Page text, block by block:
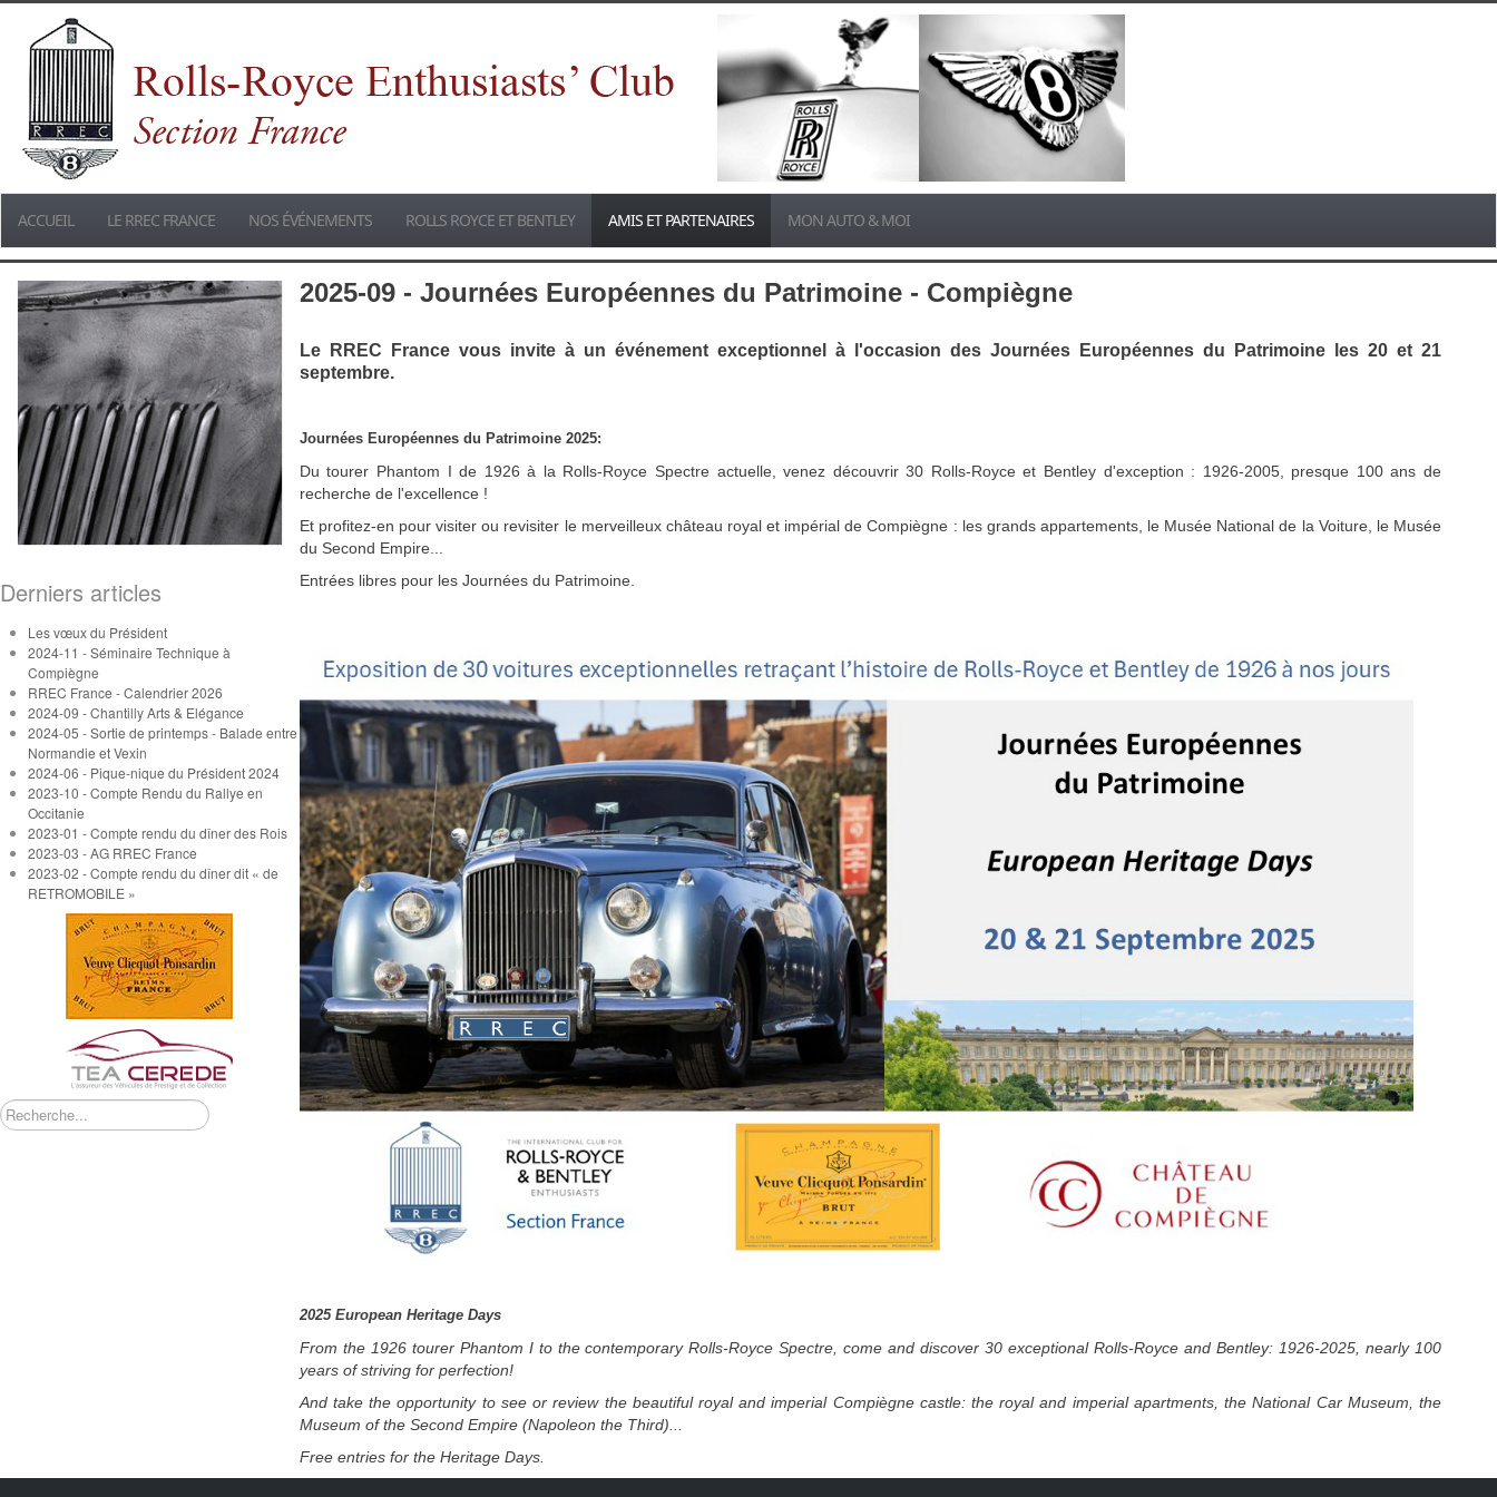
ACCUEIL LE RREC FRANCE NOS ÉVÉNEMENTS ROLLS ROYCE ET BENTLEY AMIS ET PARTENAIRES MON AUTO & MOI
Derniers articles
Les vœux du Président
2024-11 - Séminaire Technique à
Compiègne
RREC France - Calendrier 2026
2024-09 - Chantilly Arts & Elégance
2024-05 - Sortie de printemps - Balade entre
Normandie et Vexin
2024-06 - Pique-nique du Président 2024
2023-10 - Compte Rendu du Rallye en
Occitanie
2023-01 - Compte rendu du dîner des Rois
2023-03 - AG RREC France
2023-02 - Compte rendu du dîner dit « de
RETROMOBILE »
Rechercher
2025-09 - Journées Européennes du Patrimoine - Compiègne
Le RREC France vous invite à un événement exceptionnel à l'occasion des Journées Européennes du Patrimoine les 20 et 21
septembre.
Journées Européennes du Patrimoine 2025:
Du tourer Phantom I de 1926 à la Rolls-Royce Spectre actuelle, venez découvrir 30 Rolls-Royce et Bentley d'exception : 1926-2005, presque 100 ans de
recherche de l'excellence !
Et profitez-en pour visiter ou revisiter le merveilleux château royal et impérial de Compiègne : les grands appartements, le Musée National de la Voiture, le Musée
du Second Empire...
Entrées libres pour les Journées du Patrimoine.
2025 European Heritage Days
From the 1926 tourer Phantom I to the contemporary Rolls-Royce Spectre, come and discover 30 exceptional Rolls-Royce and Bentley: 1926-2025, nearly 100
years of striving for perfection!
And take the opportunity to see or review the beautiful royal and imperial Compiègne castle: the royal and imperial apartments, the National Car Museum, the
Museum of the Second Empire (Napoleon the Third)...
Free entries for the Heritage Days.